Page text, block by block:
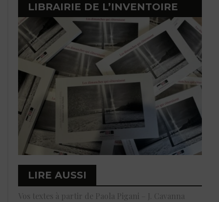
LIBRAIRIE DE L’INVENTOIRE
LIRE AUSSI
Vos textes à partir de Paola Pigani – J. Cavanna